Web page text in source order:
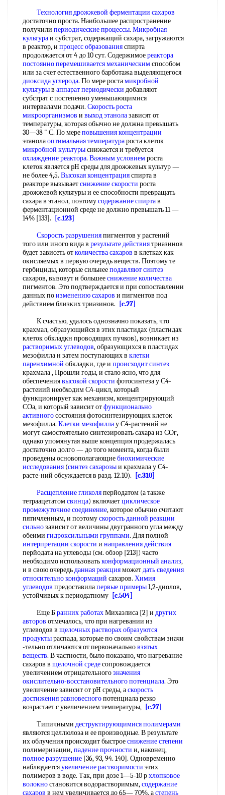
Технология дрожжевой ферментации сахаров
достаточно проста. Наибольшее распространение
получили периодические процессы. Микробная
культураи субстрат, содержащий сахара, загружаются
в реактор, и процесс образованияспирта
продолжается от 4 до 10 сут. Содержимоереактора
постоянноперемешивается механическимспособом
или за счет естественного барботажа выделяющегося
диоксида углерода. По мере ростамикробной
культурыв аппарат периодически добавляют
субстрат с постепенно уменьшающимися
интервалами подачи. Скорость роста
микроорганизмов и выход этанолазависят от
температуры, которая обычно не должна превышать
30—38 " С. По мереповышения концентрации
этанолаоптимальная температурароста клеток
микробной культурыснижается и требуется
охлаждение реактора. Важным условиемроста
клеток является pH среды для дрожжевых культур —
не более 4,5. Высокая концентрацияспирта в
реакторе вызываетснижение скорости роста
дрожжевой культуры и ее способности превращать
сахара в этанол, поэтомусодержание спиртав
ферментационной среде не должно превышать 11 —
14% [133].
[c.123]
Скорость разрушенияпигментов у растений
того или иного вида в результате действиятриазинов
будет зависеть отколичества сахаров в клетках как
окисляемых в первую очередь веществ. Поэтому те
гербициды, которые сильнееподавляют синтез
сахаров, вызовут и большееснижение количества
пигментов. Это подтверждается и при сопоставлении
данных поизменению сахаров и пигментов под
действием близких триазинов.
[c.27]
К счастью, удалось однозначно показать, что
крахмал, образующийся в этих пластидах (пластидах
клеток обкладкн проводящих пучков), возникает из
растворимых углеводов, образующихся в пластидах
мезофилла н затем поступающих в клетки
паренхимной обкладки, где и происходит синтез
крахмала , Прошли годы, и стало ясно, что для
обеспечениявысокой скорости фотосинтеза у С4-
растеиий необходим С4-цикл, который
функционирует как механизм, концентрирующий
СОа, и который зависит отфункционально
активногосостояния фотосинтезирующих клеток
мезофилла. Клетки мезофиллау С4-растений не
могут самостоятельно синтезировать сахара из СОг,
однако упомянутая выше концепция продержалась
достаточно долго — до того момента, когда были
проведены основополагающиебиохимические
исследования (синтез сахарозыи крахмала у С4-
расте-ний обсуждается в разд. 12.10).
[c.310]
Расщепление гликоляперйодатом (а также
тетраацетатомсвинца) включаетциклическое
промежуточное соединение, которое обычно считают
пятичленным, и поэтомускорость данной реакции
сильнозависит от величины двугранного угла между
обеими гидроксильными группами. Для полной
интерпретации скорости и направления действия
перйодата на углеводы (см. обзор [213]) часто
необходимо использоватьконформационный анализ,
и в свою очередьданная реакцияможетдать сведения
относительно конформаций сахаров. Химия
углеводов предоставилапервые примеры1,2-диолов,
устойчивых к периодатному [c.504]
Еще Бранних работахМихаэлиса [2] и других
авторов отмечалось, что при нагревании из
углеводов в щелочных растворахобразуются
продуктыраспада, которые по своим свойствам значи
-тельно отличаются от первоначальновзятых
веществ. В частности, было показано, что нагревание
сахаров в щелочной средесопровождается
увеличением отрицательногозначения
окислительно-восстановительного потенциала. Это
увеличение зависит от pH среды, аскорость
достижения равновесногопотенциала резко
возрастает с увеличением температуры, [c.27]
Типичными деструктирующимися полимерами
являются целлюлоза и ее производные. В результате
их облучения происходит быстроеснижение степени
полимеризации,падение прочности и, наконец,
полное разрушение [36, 93, 94. 140]. Одновременно
наблюдаетсяувеличение растворимости этих
полимеров в воде. Так, при дозе 1—5-10 рхлопковое
волокностановится водорастворимым,содержание
сахаров в нем увеличивается до 65— 70%, астепень